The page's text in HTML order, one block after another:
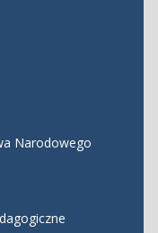
Narodowego